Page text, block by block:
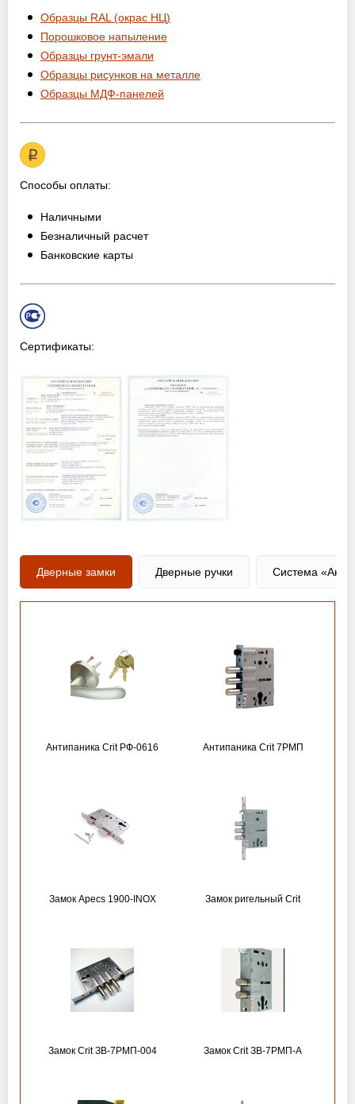
Образцы RAL (окрас НЦ)
Порошковое напыление
Образцы грунт-эмали
Образцы рисунков на металле
Образцы МДФ-панелей
Способы оплаты:
Наличными
Безналичный расчет
Банковские карты
Сертификаты:
Дверные замки Дверные ручки Система
Антипаника Crit РФ-0616 Антипаника Crit 7РМП
Замок Apecs 1900-INOX Замок ригельный Crit
Замок Crit ЗВ-7РМП-004 Замок Crit ЗВ-7РМП-А